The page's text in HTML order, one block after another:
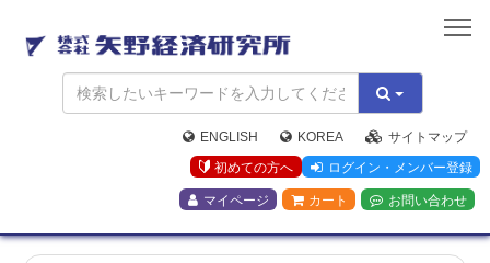
矢
野
経
済
研
究
所
ENGLISH KOREA
サイトマップ
初めての方へ
ログイン・メンバー登録
マイページ カート お問い合わせ